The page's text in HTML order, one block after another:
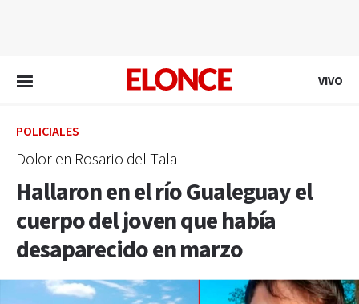
VIVO
POLICIALES
Dolor en Rosario del Tala
Hallaron en el río Gualeguay el
cuerpo del joven que había
desaparecido en marzo